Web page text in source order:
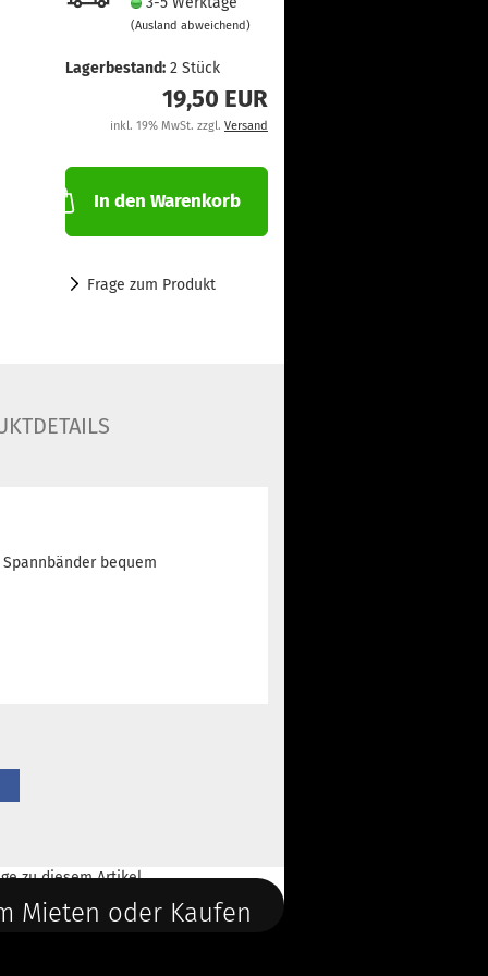
(Ausland abweichend)
Lagerbestand: 2Stück
19,50 EUR
inkl. 19% MwSt. zzgl. Versand
In den Warenkorb
Frage zum Produkt
bequem
zu diesem Artikel.
Mieten oder Kaufen